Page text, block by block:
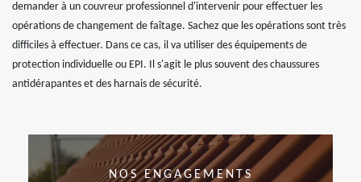
demander à un couvreur professionnel d'intervenir pour effectuer les
opérations de changement de faîtage. Sachez que les opérations sont très
difficiles à effectuer. Dans ce cas, il va utiliser des équipements de
protection individuelle ou EPI. Il s'agit le plus souvent des chaussures
antidérapantes et des harnais de sécurité.
NOS ENGAGEMENTS